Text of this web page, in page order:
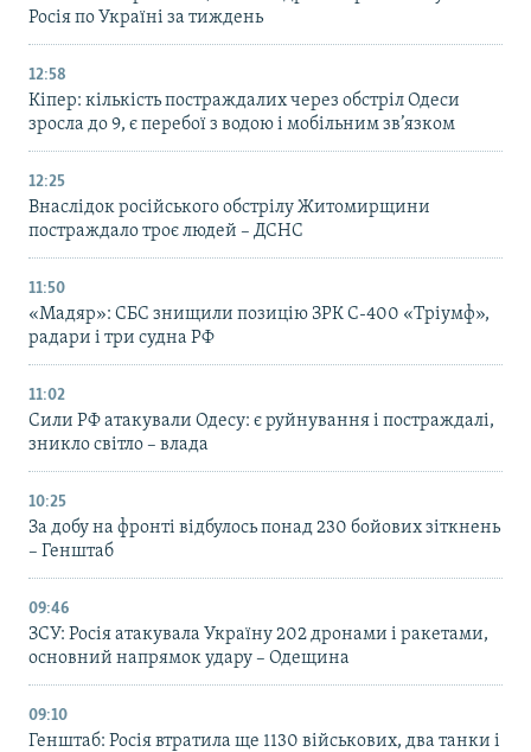
Росія по Україні за тиждень
12:58
Кіпер: кількість постраждалих через обстріл Одеси
зросла до 9, є перебої з водою і мобільним зв’язком
12:25
Внаслідок російського обстрілу Житомирщини
постраждало троє людей – ДСНС
11:50
«Мадяр»: СБС знищили позицію ЗРК С-400 «Тріумф»,
радари і три судна РФ
11:02
Сили РФ атакували Одесу: є руйнування і постраждалі,
зникло світло – влада
10:25
За добу на фронті відбулось понад 230 бойових зіткнень
– Генштаб
09:46
ЗСУ: Росія атакувала Україну 202 дронами і ракетами,
основний напрямок удару – Одещина
09:10
Генштаб: Росія втратила ще 1130 військових, два танки і